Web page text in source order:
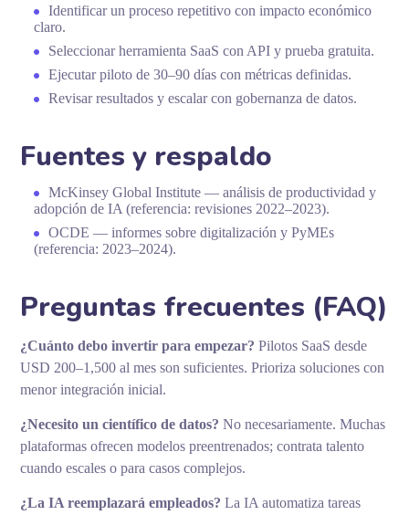
Identificar un proceso repetitivo con impacto económico
claro.
Seleccionar herramienta SaaS con API y prueba gratuita.
Ejecutar piloto de 30–90 días con métricas definidas.
Revisar resultados y escalar con gobernanza de datos.
Fuentes y respaldo
McKinsey Global Institute — análisis de productividad y
adopción de IA (referencia: revisiones 2022–2023).
OCDE — informes sobre digitalización y PyMEs
(referencia: 2023–2024).
Preguntas frecuentes (FAQ)
¿Cuánto debo invertir para empezar? Pilotos SaaS desde
USD 200–1,500 al mes son suficientes. Prioriza soluciones con
menor integración inicial.
¿Necesito un científico de datos? No necesariamente. Muchas
plataformas ofrecen modelos preentrenados; contrata talento
cuando escales o para casos complejos.
¿La IA reemplazará empleados? La IA automatiza tareas